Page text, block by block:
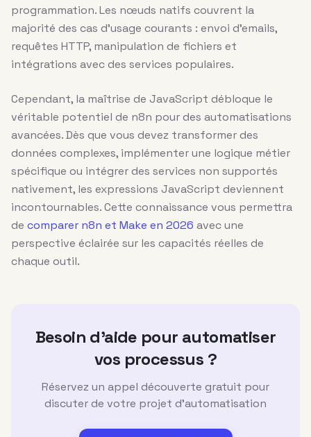
programmation. Les nœuds natifs couvrent la
majorité des cas d’usage courants : envoi d’emails,
requêtes HTTP, manipulation de fichiers et
intégrations avec des services populaires.
Cependant, la maîtrise de JavaScript débloque le
véritable potentiel de n8n pour des automatisations
avancées. Dès que vous devez transformer des
données complexes, implémenter une logique métier
spécifique ou intégrer des services non supportés
nativement, les expressions JavaScript deviennent
incontournables. Cette connaissance vous permettra
de comparer n8n et Make en 2026 avec une
perspective éclairée sur les capacités réelles de
chaque outil.
Besoin d'aide pour automatiser
vos processus ?
Réservez un appel découverte gratuit pour
discuter de votre projet d'automatisation